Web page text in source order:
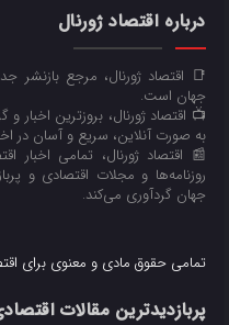
درباره اقتصاد ژورنال
📑 اقتصاد ژورنال، مرجع بازنشر
جهان است.
📺 اقتصاد ژورنال، بروزترین اخبار
به صورت آنلاین، سریع و آسان در
📰 اقتصاد ژورنال، تمامی اخبار
روزنامه‌ها و مجلات اقتصادی و
جهان گردآوری می‌کند.
تمامی حقوق مادی و معنوی برای
پربازدیدترین مقالات